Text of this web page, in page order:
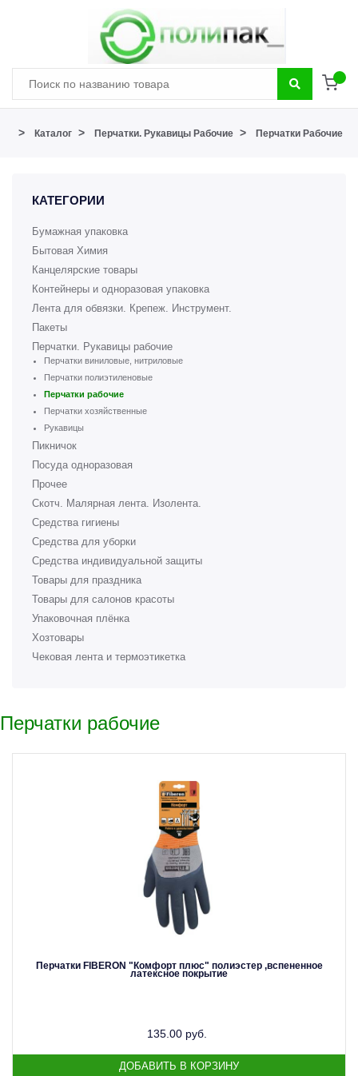
> Каталог > Перчатки. Рукавицы Рабочие > Перчатки Рабочие
КАТЕГОРИИ
Бумажная упаковка
Бытовая Химия
Канцелярские товары
Контейнеры и одноразовая упаковка
Лента для обвязки. Крепеж. Инструмент.
Пакеты
Перчатки. Рукавицы рабочие
Перчатки виниловые, нитриловые
Перчатки полиэтиленовые
Перчатки рабочие
Перчатки хозяйственные
Рукавицы
Пикничок
Посуда одноразовая
Прочее
Скотч. Малярная лента. Изолента.
Средства гигиены
Средства для уборки
Средства индивидуальной защиты
Товары для праздника
Товары для салонов красоты
Упаковочная плёнка
Хозтовары
Чековая лента и термоэтикетка
Перчатки рабочие
Перчатки FIBERON "Комфорт плюс" полиэстер ,вспененное
латексное покрытие
135.00 руб.